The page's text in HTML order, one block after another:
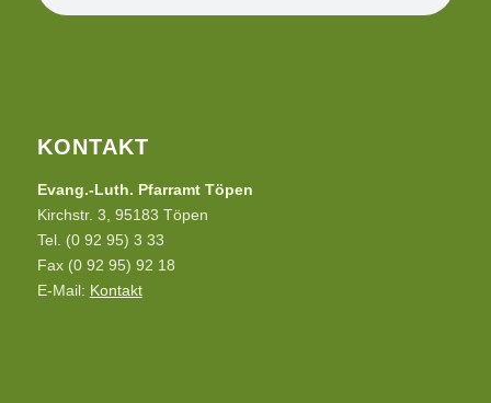
KONTAKT
Evang.-Luth. Pfarramt Töpen
Kirchstr. 3, 95183 Töpen
Tel. (0 92 95) 3 33
Fax (0 92 95) 92 18
E-Mail: Kontakt